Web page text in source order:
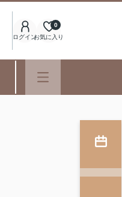
ログインお気に入り
0